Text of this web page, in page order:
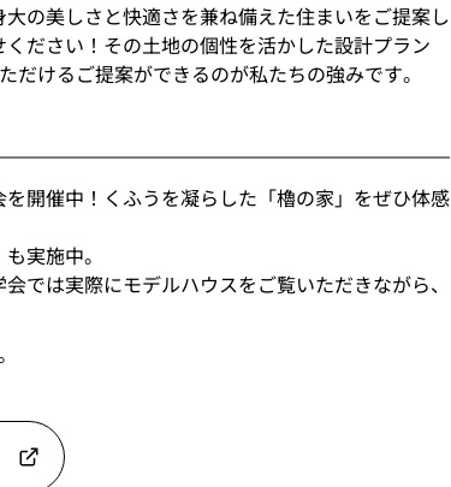
の美しさと快適さを兼ね備えた住まいをご提案し
ださい！その土地の個性を活かした設計プラン
けるご提案ができるのが私たちの強みです。
開催中！くふうを凝らした「櫓の家」をぜひ体感
実施中。
では実際にモデルハウスをご覧いただきながら、